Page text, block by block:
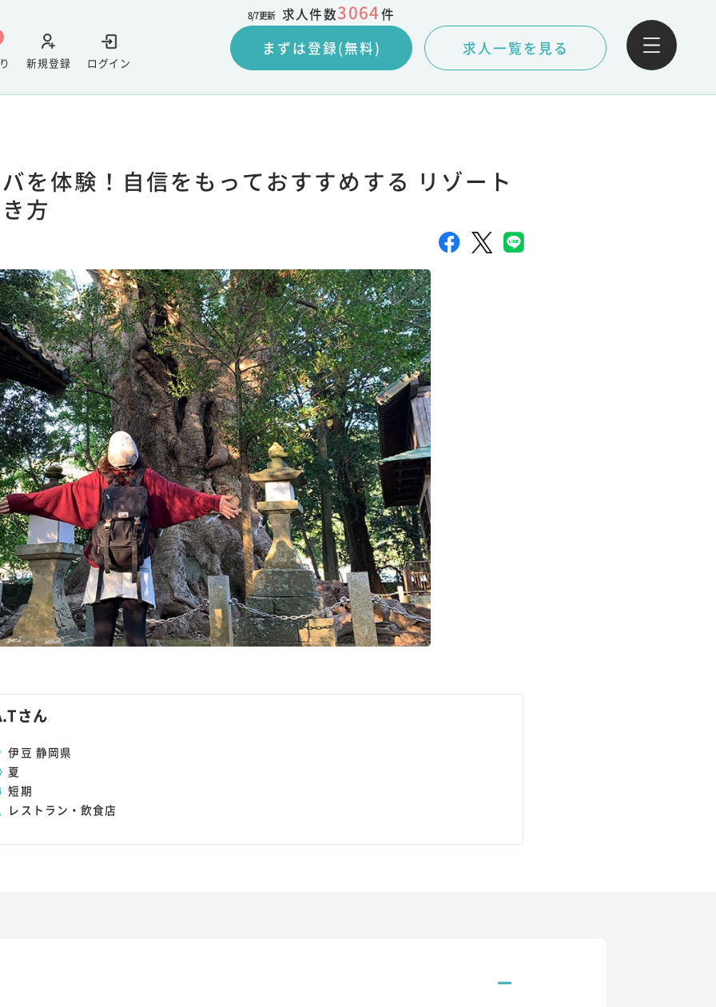
ログイン
新規登録
8/7更新 求人件数3064件
まずは登録(無料) 求人一覧を見る
を体験！自信をもっておすすめする リゾート
方
さん
伊豆 静岡県
夏
短期
レストラン・飲食店